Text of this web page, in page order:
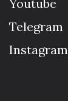
Youtube
Telegram
Instagram